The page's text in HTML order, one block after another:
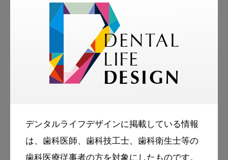
デンタルライフデザインに掲載している情報
は、歯科医師、歯科技工士、歯科衛生士等の
保健所への届出
歯科技工所の開設には、管轄の保健所への届
出が必須です。
【開設時の届出事項】